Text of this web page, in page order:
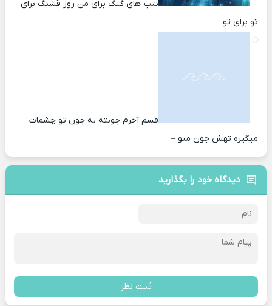
شب های گنگ برای من روز قشنگ برای
تو برای تو –
قسم آخرم جونته به جون تو چشمات
میگیره تهش جون منو –
دیدگاه خود را بگذارید
ثبت نظر